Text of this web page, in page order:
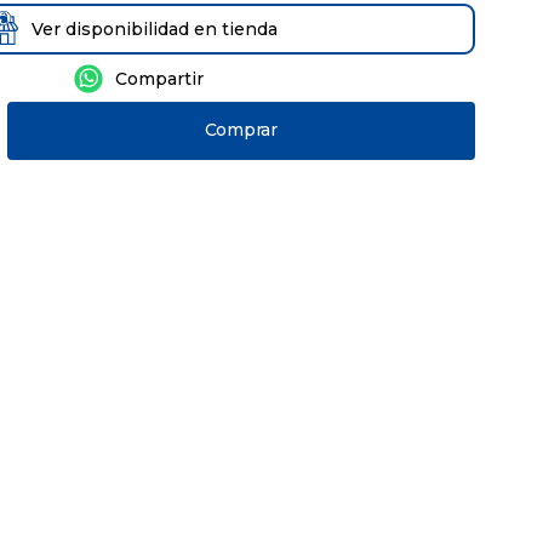
Ver disponibilidad en tienda
Comprar